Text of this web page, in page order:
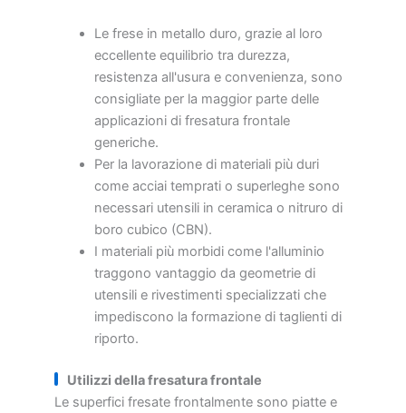
Le frese in metallo duro, grazie al loro
eccellente equilibrio tra durezza,
resistenza all'usura e convenienza, sono
consigliate per la maggior parte delle
applicazioni di fresatura frontale
generiche.
Per la lavorazione di materiali più duri
come acciai temprati o superleghe sono
necessari utensili in ceramica o nitruro di
boro cubico (CBN).
I materiali più morbidi come l'alluminio
traggono vantaggio da geometrie di
utensili e rivestimenti specializzati che
impediscono la formazione di taglienti di
riporto.
Utilizzi della fresatura frontale
Le superfici fresate frontalmente sono piatte e